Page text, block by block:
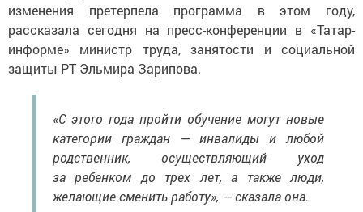
изменения претерпела программа в этом году,
рассказала сегодня на пресс-конференции в «Татар-
информе» министр труда, занятости и социальной
защиты РТ Эльмира Зарипова.
«С этого года пройти обучение могут новые
категории граждан — инвалиды и любой
родственник, осуществляющий уход
за ребенком до трех лет, а также люди,
желающие сменить работу», — сказала она.